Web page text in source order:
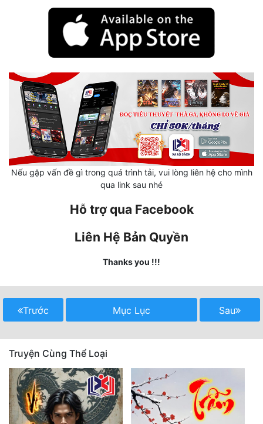
Kỳ Ảo
Linh Dị
Làm Giàu
Lịch Sử
Nữ Cường
Nữ Phụ
Phong Thủy - Tâm Linh
Phương Tây
Phản Phái
Quan Trường
Nếu gặp vấn đề gì trong quá trình tải, vui lòng liên hệ cho mình
qua link sau nhé
Hỗ trợ qua Facebook
Liên Hệ Bản Quyền
Thanks you !!!
Trước Mục Lục Sau
Truyện Cùng Thể Loại